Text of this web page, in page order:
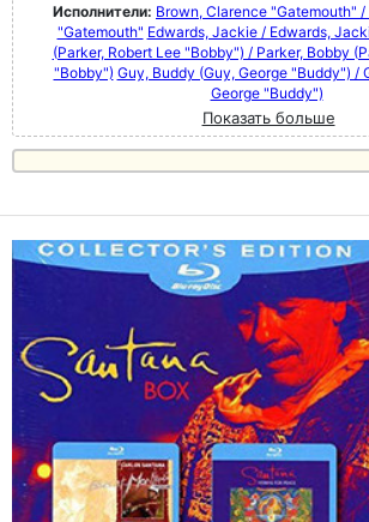
Исполнители: Brown, Clarence "Gatemouth"
"Gatemouth" Edwards, Jackie / Edwards,
(Parker, Robert Lee "Bobby") / Parker, Bobby
"Bobby") Guy, Buddy (Guy, George "Buddy") /
George "Buddy")
Показать больше